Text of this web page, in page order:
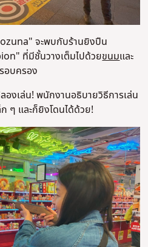
จะพบกับร้านยิงปืน
ที่มีชั้นวางเต็มไปด้วยขนมและ
อบครอง
งเล่น! พนักงานอธิบายวิธีการเล่น
ๆ และก็ยิงโดนได้ด้วย!